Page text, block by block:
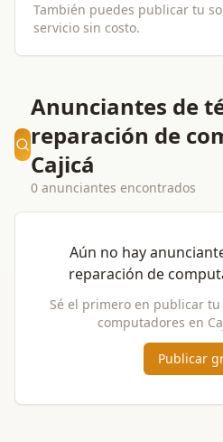
También puedes publicar tu
servicio sin costo.
Anunciantes de
reparación de
Cajicá
0 anunciantes encontrados
Aún no hay
reparación de
Sé el primero en publicar tu
computadores en
Publicar